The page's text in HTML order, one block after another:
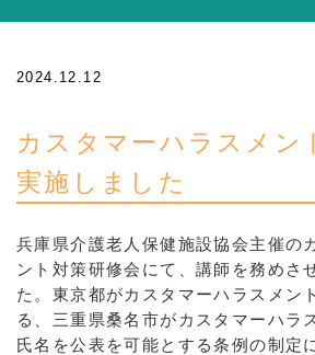
2024.12.12
カスタマーハラスメン
実施しました
兵庫県介護老人保健施設協会主催の
ント対策研修会にて、講師を務めさ
た。東京都がカスタマーハラスメン
る、三重県桑名市がカスタマーハラ
氏名を公表を可能とする条例の制定